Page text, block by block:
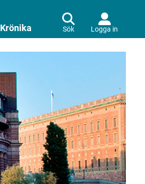
Krönika Sök Logga in